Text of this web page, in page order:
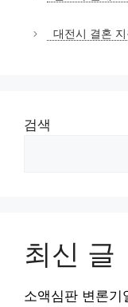
대전시 결혼
검색
최신 글
소액심판 변론